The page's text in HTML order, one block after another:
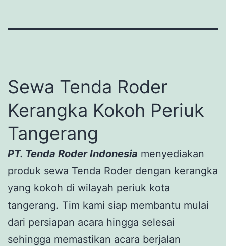
Sewa Tenda Roder
Kerangka Kokoh Periuk
Tangerang
PT. Tenda Roder Indonesia menyediakan
produk sewa Tenda Roder dengan kerangka
yang kokoh di wilayah periuk kota
tangerang. Tim kami siap membantu mulai
dari persiapan acara hingga selesai
sehingga memastikan acara berjalan